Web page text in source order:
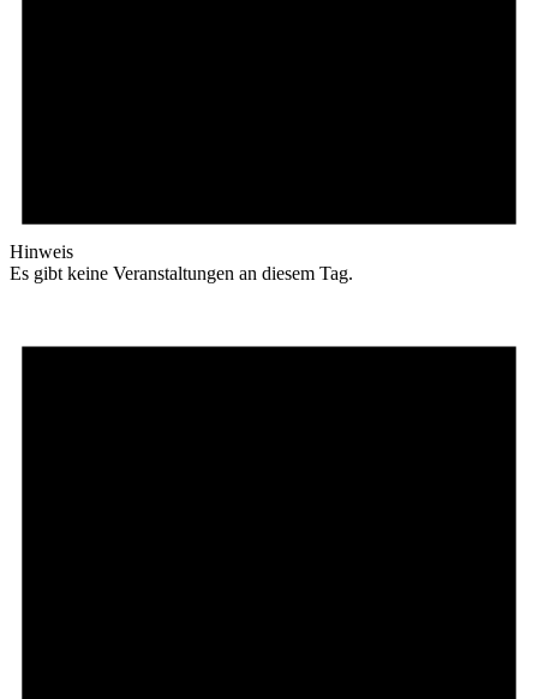
Hinweis
Es gibt keine Veranstaltungen an diesem Tag.